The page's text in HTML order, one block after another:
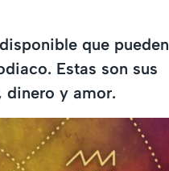
que pueden
Estas son sus
dinero y amor.